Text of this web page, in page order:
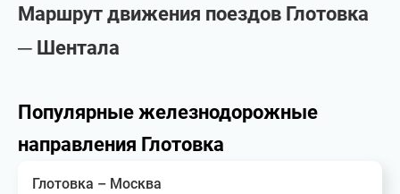
Маршрут движения поездов Глотовка
─ Шентала
Популярные железнодорожные
направления Глотовка
Глотовка – Москва